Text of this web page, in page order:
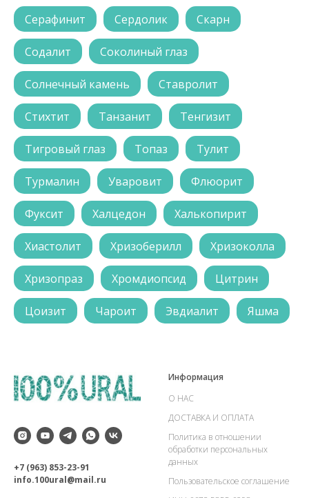
Серафинит Сердолик Скарн
Содалит Соколиный глаз
Солнечный камень Ставролит
Стихтит Танзанит Тенгизит
Тигровый глаз Топаз Тулит
Турмалин Уваровит Флюорит
Фуксит Халцедон Халькопирит
Хиастолит Хризоберилл Хризоколла
Хризопраз Хромдиопсид Цитрин
Цоизит Чароит Эвдиалит Яшма
+7 (963) 853-23-91
info.100ural@mail.ru
Информация
О НАС
ДОСТАВКА И ОПЛАТА
Политика в отношении
обработки персональных
данных
Пользовательское соглашение